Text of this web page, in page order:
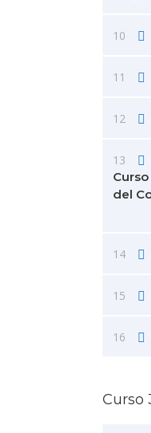
10
11
12
13
del
14
15
16
Curso